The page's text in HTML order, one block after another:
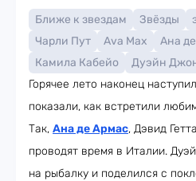
Ближе к звездам Звёзды
Чарли Пут
Ava Max Ана
Камила Кабейо
Дуэйн
Горячее лето наконец
показали, как встретили
Так, Ана де Армас, Дэвид
проводят время в Италии.
на рыбалку и поделился с